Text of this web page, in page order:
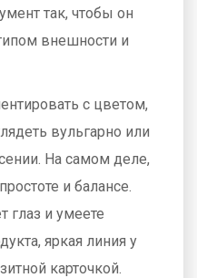
так, чтобы он
внешности и
с цветом,
вульгарно или
На самом деле,
и балансе.
глаз и умеете
яркая линия у
карточкой.